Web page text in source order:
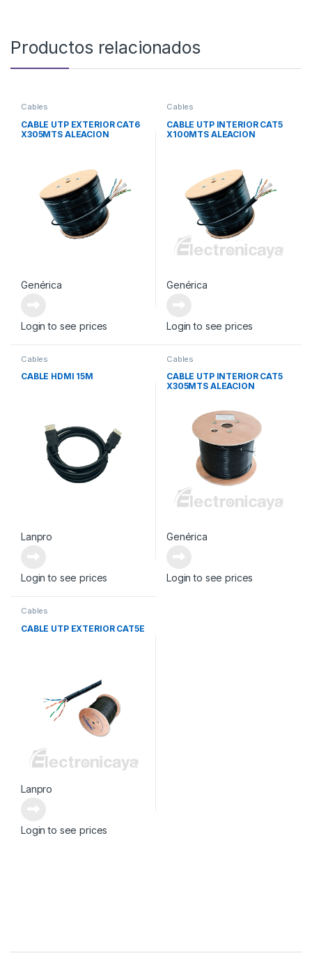
Productos relacionados
Cables
CABLE UTP EXTERIOR CAT6
X305MTS ALEACION
Genérica
Login to see prices
Cables
CABLE UTP INTERIOR CAT5
X100MTS ALEACION
Genérica
Login to see prices
Cables
CABLE HDMI 15M
Lanpro
Login to see prices
Cables
CABLE UTP INTERIOR CAT5
X305MTS ALEACION
Genérica
Login to see prices
Cables
CABLE UTP EXTERIOR CAT5E
Lanpro
Login to see prices